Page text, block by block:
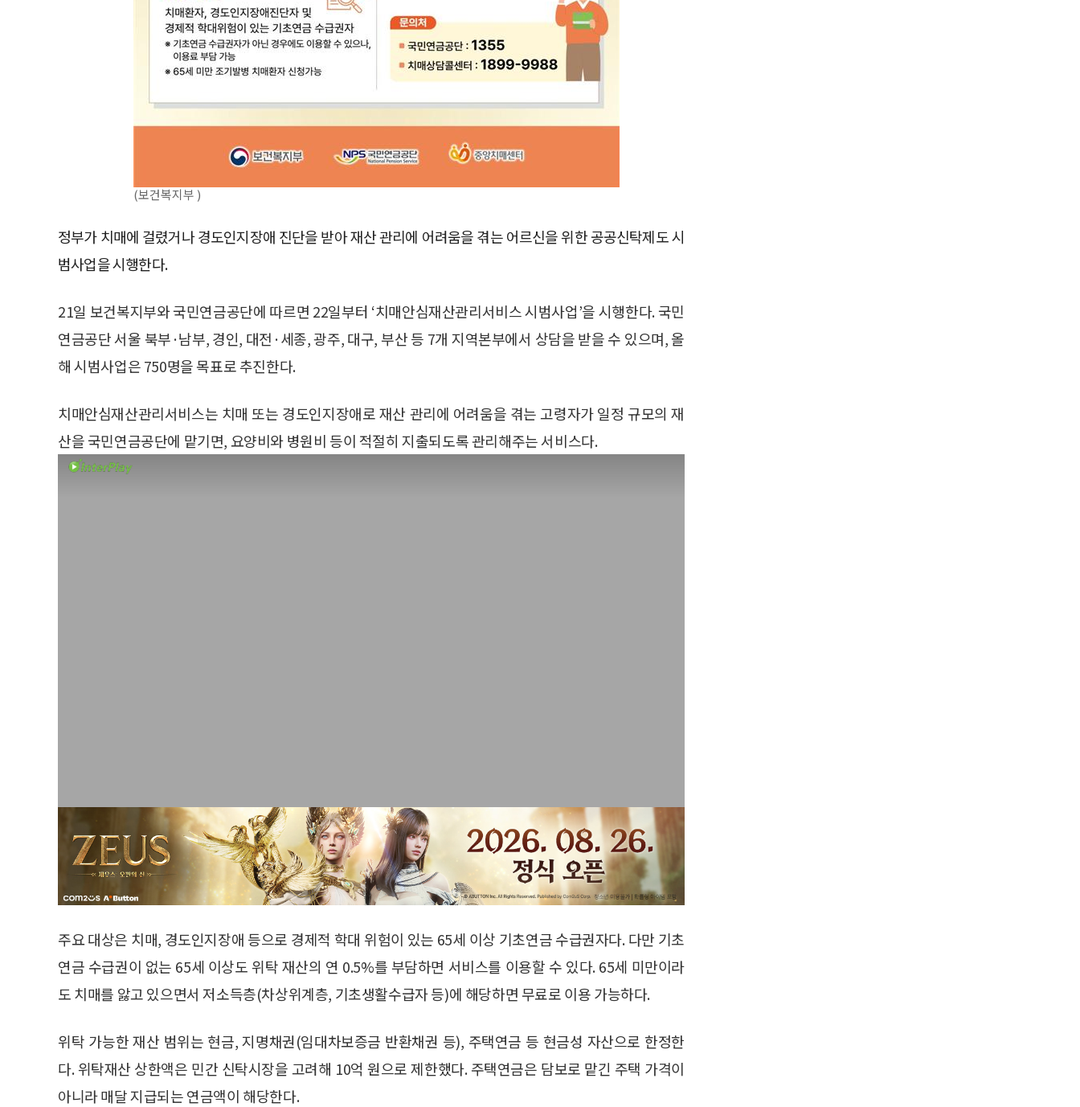
(보건복지부 )
정부가 치매에 걸렸거나 경도인지장애 진단을 받아 재산 관리에 어려움을 겪는 어르신을 위한 공공신탁제도 시
범사업을 시행한다.
21일 보건복지부와 국민연금공단에 따르면 22일부터 ‘치매안심재산관리서비스 시범사업’을 시행한다. 국민
연금공단 서울 북부·남부, 경인, 대전·세종, 광주, 대구, 부산 등 7개 지역본부에서 상담을 받을 수 있으며, 올
해 시범사업은 750명을 목표로 추진한다.
치매안심재산관리서비스는 치매 또는 경도인지장애로 재산 관리에 어려움을 겪는 고령자가 일정 규모의 재
산을 국민연금공단에 맡기면, 요양비와 병원비 등이 적절히 지출되도록 관리해주는 서비스다.
주요 대상은 치매, 경도인지장애 등으로 경제적 학대 위험이 있는 65세 이상 기초연금 수급권자다. 다만 기초
연금 수급권이 없는 65세 이상도 위탁 재산의 연 0.5%를 부담하면 서비스를 이용할 수 있다. 65세 미만이라
도 치매를 앓고 있으면서 저소득층(차상위계층, 기초생활수급자 등)에 해당하면 무료로 이용 가능하다.
위탁 가능한 재산 범위는 현금, 지명채권(임대차보증금 반환채권 등), 주택연금 등 현금성 자산으로 한정한
다. 위탁재산 상한액은 민간 신탁시장을 고려해 10억 원으로 제한했다. 주택연금은 담보로 맡긴 주택 가격이
아니라 매달 지급되는 연금액이 해당한다.